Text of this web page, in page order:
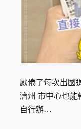
厭倦了每次出國
濟州 市中心也能
自行辦…